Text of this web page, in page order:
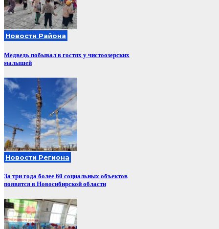
Новости Района
Медведь побывал в гостях у чистоозерских
малышей
Новости Региона
За три года более 60 социальных объектов
появятся в Новосибирской области